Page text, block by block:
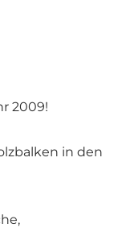
2009!
in den